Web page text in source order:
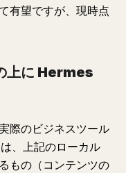
有望ですが、現時点
上に Hermes
際のビジネスツール
、上記のローカル
もの（コンテンツの